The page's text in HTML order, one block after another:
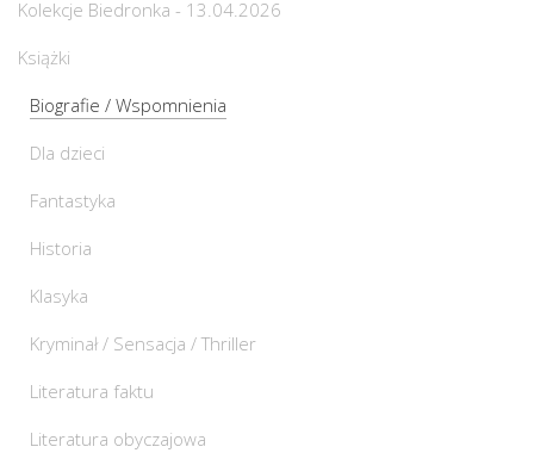
Kolekcje Biedronka - 13.04.2026
Książki
Biografie / Wspomnienia
Dla dzieci
Fantastyka
Historia
Klasyka
Kryminał / Sensacja / Thriller
Literatura faktu
Literatura obyczajowa